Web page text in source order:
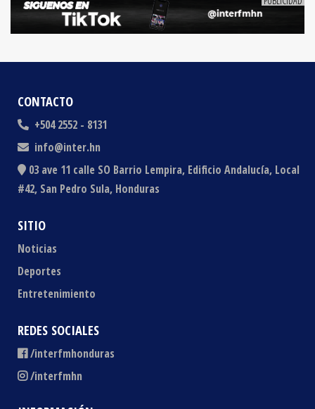
CONTACTO
+504 2552 - 8131
info@inter.hn
03 ave 11 calle SO Barrio Lempira, Edificio Andalucía, Local
#42, San Pedro Sula, Honduras
SITIO
Noticias
Deportes
Entretenimiento
REDES SOCIALES
/interfmhonduras
/interfmhn